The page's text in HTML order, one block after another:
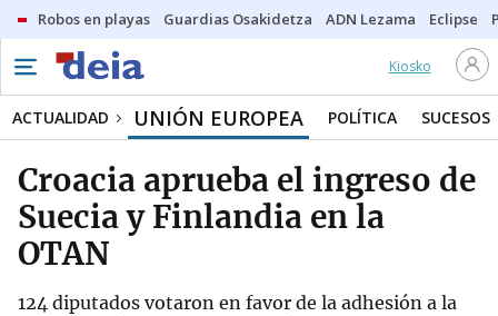
Robos en playas Guardias Osakidetza ADN Lezama Eclipse
Kiosko
ACTUALIDAD UNIÓN EUROPEA POLÍTICA SUCESOS
Croacia aprueba el ingreso de
Suecia y Finlandia en la
OTAN
124 diputados votaron en favor de la adhesión a la